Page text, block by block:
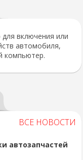
включения или
автомобиля,
компьютер.
ВСЕ НОВОСТИ
автозапчастей